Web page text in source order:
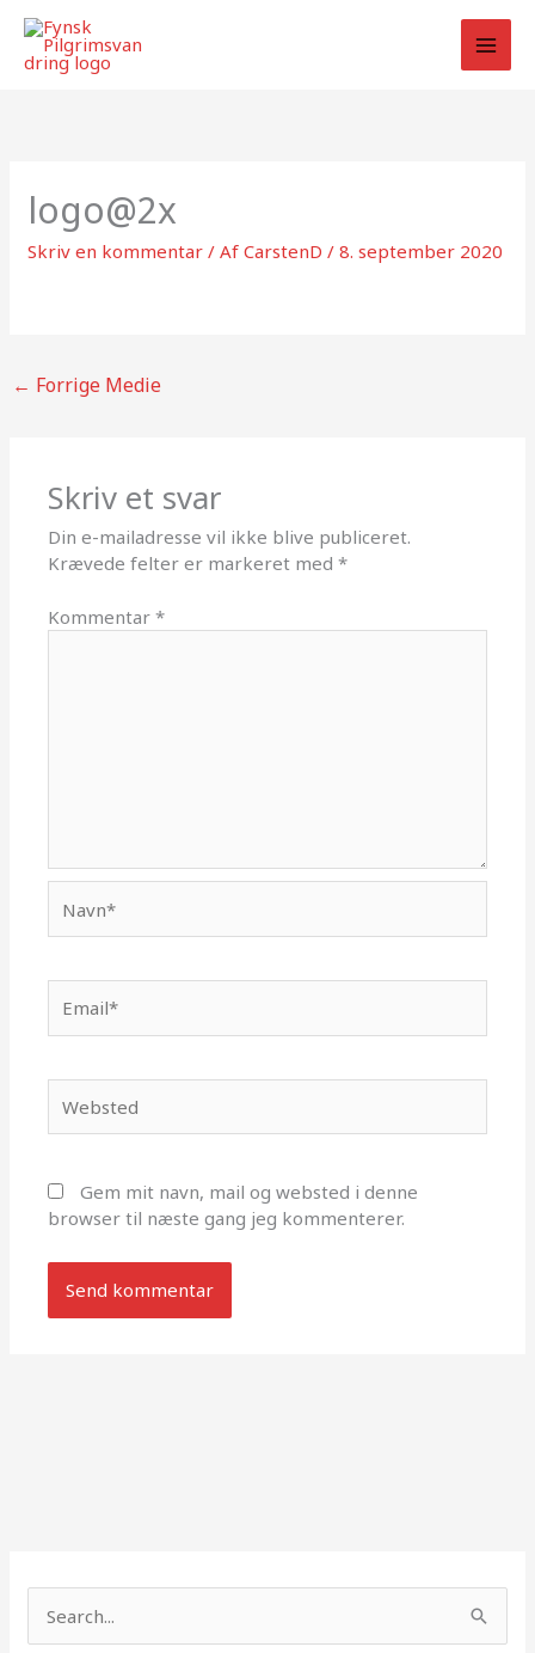
indholdet
logo@2x
Skriv en kommentar / AfCarstenD/8. september 2020
← Forrige Medie
Skriv et svar
Din e-mailadresse vil ikke blive publiceret.
Krævede felter er markeret med*
Kommentar*
Gem mit navn, mail og websted i denne
browser til næste gang jeg kommenterer.
ø